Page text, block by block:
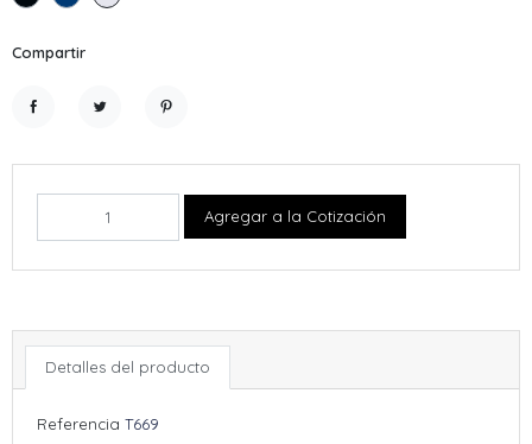
Compartir
Agregar a la Cotización
Detalles del producto
Referencia T669